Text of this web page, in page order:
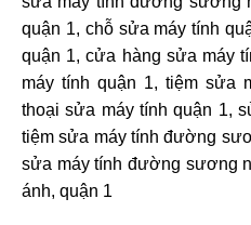
quận 1, chỗ sửa máy tính
quận 1, cửa hàng sửa máy
máy tính quận 1, tiệm sửa
thoại sửa máy tính quận 1,
tiệm sửa máy tính đường
sửa máy tính đường sương
ánh, quận 1